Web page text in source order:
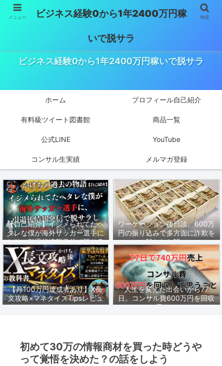
ビジネス経験0から1年2400万円稼いで脱サラ
ホーム プロフィール自己紹介
有料級ツイート図書館 商品一覧
公式LINE YouTube
コンサル生実績 メルマガ登録
【自己紹介】イジメられてたヘ
タレな僕が海外サッカー選手に
なり、引退後情報発信で脱サラ
し1年1500万稼いだ話。
ワーケーション後日談。600万
円の振り込みで多方面に詐欺を
疑われた話。
【月100万円達成者あり】X長
文攻略×マネタイズTipsレビュ
ーまとめ
人生を変えた出会いから77
日。コンサル費600万円を回収
して思うこと。
初めて30万の情報商材を買った時どうや
って覚悟を決めた？の話をしよう
メニュー ビジネス経験0から1年2400万円稼
いで脱サラ
検索